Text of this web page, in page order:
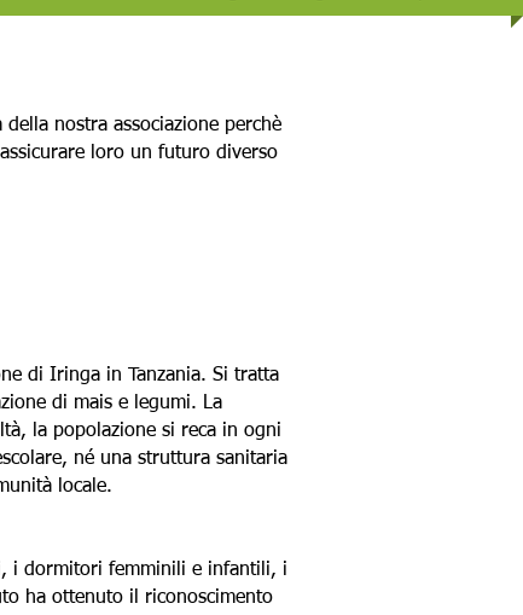
nostra associazione perchè
loro un futuro diverso
di Iringa in Tanzania. Si tratta
di mais e legumi. La
la popolazione si reca in ogni
né una struttura sanitaria
locale.
i dormitori femminili e infantili, i
ha ottenuto il riconoscimento